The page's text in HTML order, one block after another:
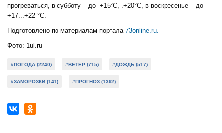
прогреваться, в субботу – до +15°C, .+20°C, в воскресенье – до
+17...+22 °C.
Подготовлено по материалам портала 73online.ru.
Фото: 1ul.ru
#ПОГОДА (2240) #ВЕТЕР (715) #ДОЖДЬ (517)
#ЗАМОРОЗКИ (141) #ПРОГНОЗ (1392)